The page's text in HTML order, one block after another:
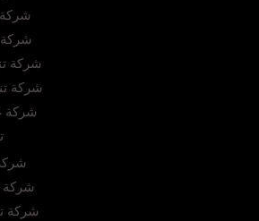
شركة
شركة
شركة
شركة
شركة
شركة